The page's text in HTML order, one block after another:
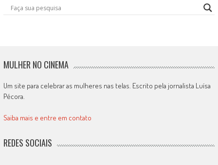
MULHER NO CINEMA
Um site para celebrar as mulheres nas telas. Escrito pela jornalista Luísa
Pécora.
Saiba mais e entre em contato
REDES SOCIAIS